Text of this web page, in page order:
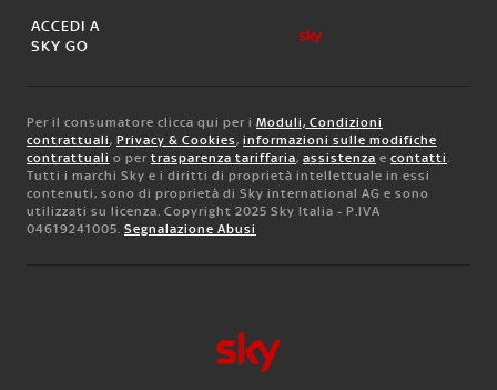
ACCEDI A
SKY GO
Per il consumatore clicca qui per i Moduli, Condizioni
contrattuali, Privacy & Cookies, informazioni sulle modifiche
contrattuali o per trasparenza tariffaria, assistenza e contatti.
Tutti i marchi Sky e i diritti di proprietà intellettuale in essi
contenuti, sono di proprietà di Sky international AG e sono
utilizzati su licenza. Copyright 2025 Sky Italia - P.IVA
04619241005. Segnalazione Abusi